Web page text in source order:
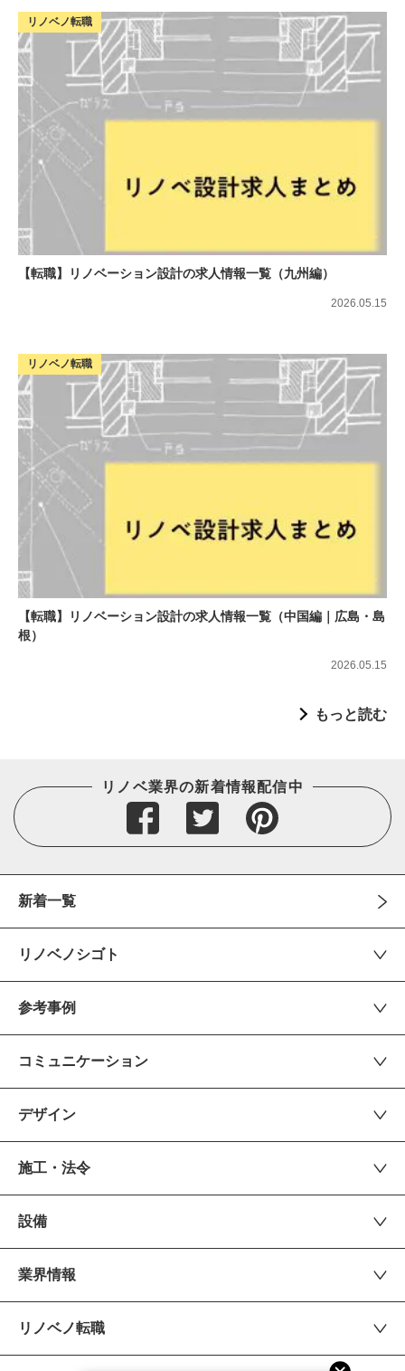
【転職】リノベーション設計の求人情報一覧（九州編）
リノベノ転職
2026.05.15
【転職】リノベーション設計の求人情報一覧（中国編｜広島・島
根）
リノベノ転職
2026.05.15
もっと読む
リノベ業界の新着情報配信中
新着一覧
リノベノシゴト
参考事例
コミュニケーション
デザイン
施工・法令
設備
業界情報
リノベノ転職